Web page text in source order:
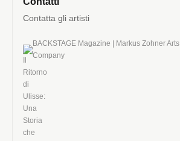
Contatta gli artisti
BACKSTAGE Magazine | Markus Zohner Arts
Company